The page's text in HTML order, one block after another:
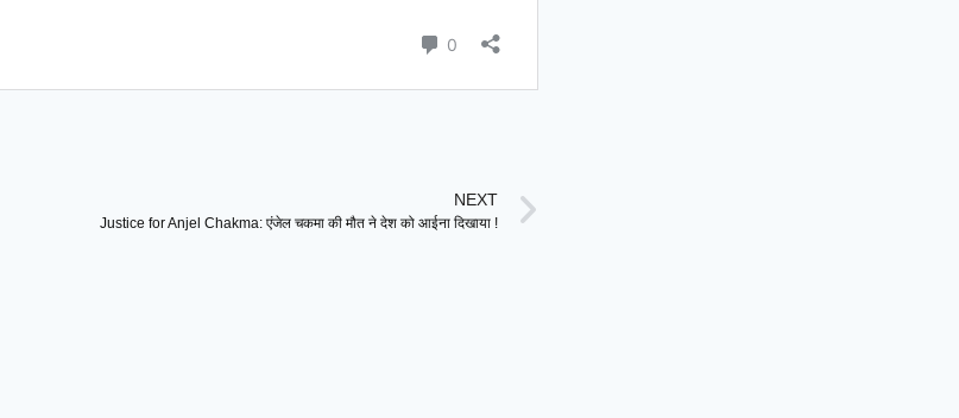
NEXT
Justice for Anjel Chakma: एंजेल चकमा की मौत ने देश को आईना दिखाया !